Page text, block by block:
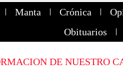
Manta Crónica
Obituarios
DE NUESTRO